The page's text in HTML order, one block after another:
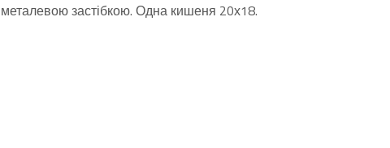
металевою застібкою. Одна кишеня 20х18.